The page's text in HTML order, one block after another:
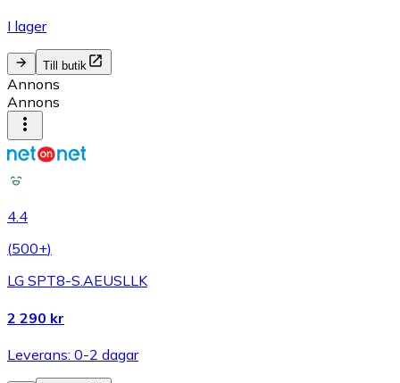
I lager
Till butik
Annons
Annons
4.4
(500+)
LG SPT8-S.AEUSLLK
2 290 kr
Leverans: 0-2 dagar